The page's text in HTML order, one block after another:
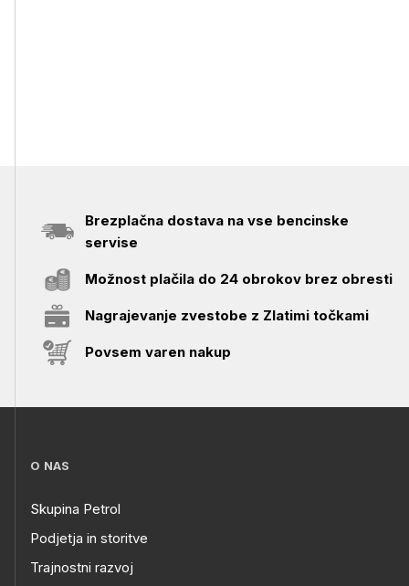
Brezplačna dostava na vse bencinske
servise
Možnost plačila do 24 obrokov brez obresti
Nagrajevanje zvestobe z Zlatimi točkami
Povsem varen nakup
O NAS
Skupina Petrol
Podjetja in storitve
Trajnostni razvoj